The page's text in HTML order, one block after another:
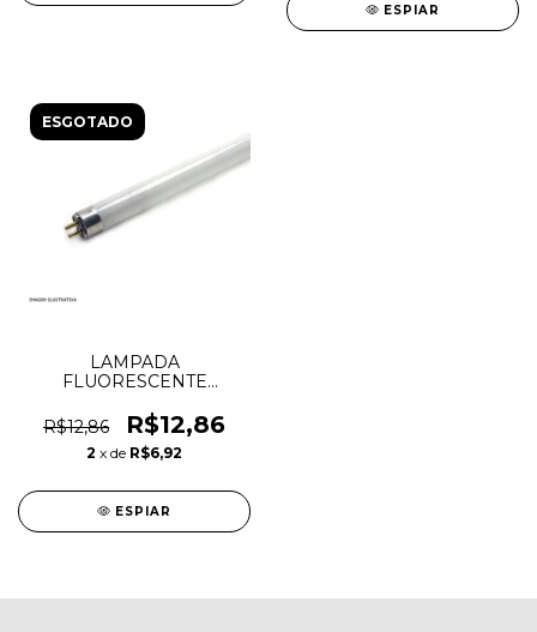
ESPIAR
ESGOTADO
LAMPADA
FLUORESCENTE
OUROLUX
R$12,86 R$12,86
2 x de R$6,92
ESPIAR